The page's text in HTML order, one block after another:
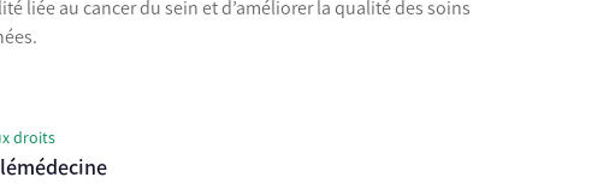
liée au cancer du sein et d’améliorer la qualité des soins
droits